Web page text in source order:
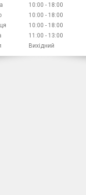
10:00
18:00
10:00
18:00
10:00
18:00
11:00
13:00
Вихідний